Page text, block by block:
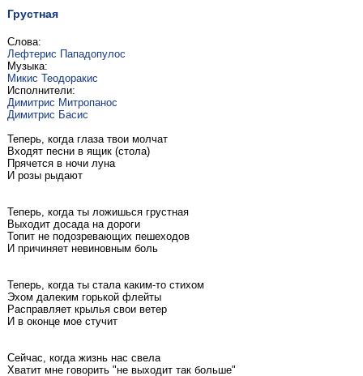
Грустная
Слова:
Лефтерис Пападопулос
Музыка:
Микис Теодоракис
Исполнители:
Димитрис Митропанос
Димитрис Басис
Теперь, когда глаза твои молчат
Входят песни в ящик (стола)
Прячется в ночи луна
И розы рыдают
Теперь, когда ты ложишься грустная
Выходит досада на дороги
Топит не подозревающих пешеходов
И причиняет невиновным боль
Теперь, когда ты стала каким-то стихом
Эхом далеким горькой флейты
Расправляет крылья свои ветер
И в оконце мое стучит
Сейчас, когда жизнь нас свела
Хватит мне говорить "не выходит так больше"